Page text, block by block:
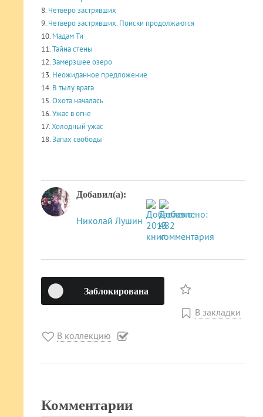
8. Четверо застрявших
9. Четверо застрявших. Поиски продолжаются
10. Мадам Ти
11.Тайна стены
12.Замерзшее озеро
13. Неожиданное предложение
14. В тылу врага
15.Охота началась
16.Ужас в огне
17.Холодный ужас
18.Запах свободы
Добавил(а):
Николай Лушин
Заблокирована
В закладки
В коллекцию
Комментарии